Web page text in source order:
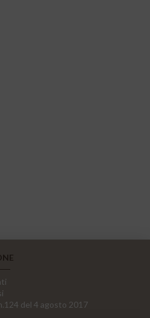
del 4 agosto 2017